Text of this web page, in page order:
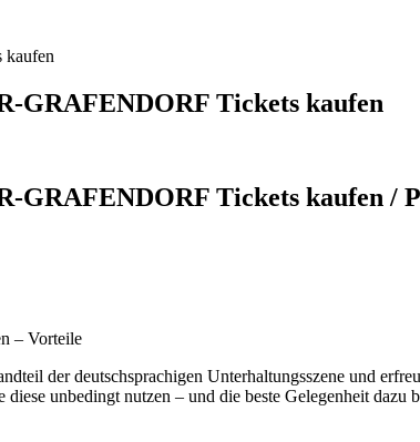
kaufen
GRAFENDORF Tickets kaufen
GRAFENDORF Tickets kaufen /
– Vorteile
der deutschsprachigen Unterhaltungsszene und
unbedingt nutzen – und die beste Gelegenheit